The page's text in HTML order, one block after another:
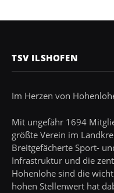
TSV ILSHOFEN
Im Herzen von
Mit ungefähr 1694
größte Verein im
Breitgefächerte Sport-
Infrastruktur und die
Hohenlohe sind die
hohen Stellenwert hat